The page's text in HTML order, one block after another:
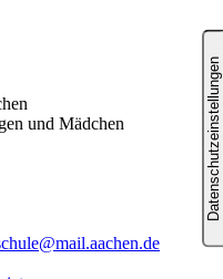
und Mädchen